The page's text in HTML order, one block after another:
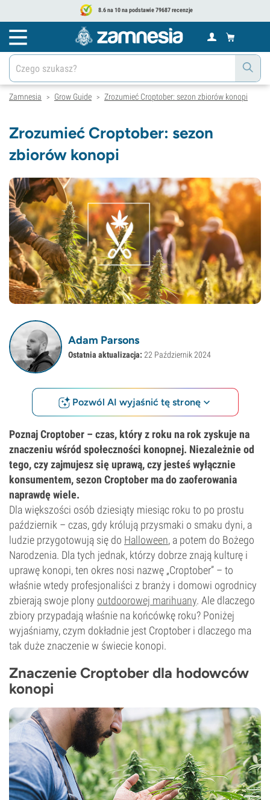
8.6 na 10 na podstawie 79687 recenzje
Zamnesia > Grow Guide > Zrozumieć Croptober: sezon zbiorów konopi
Zrozumieć Croptober: sezon
zbiorów konopi
Adam Parsons
Ostatnia aktualizacja: 22 Październik 2024
Pozwól AI wyjaśnić tę stronę
Poznaj Croptober – czas, który z roku na rok zyskuje na
znaczeniu wśród społeczności konopnej. Niezależnie od
tego, czy zajmujesz się uprawą, czy jesteś wyłącznie
konsumentem, sezon Croptober ma do zaoferowania
naprawdę wiele.
Dla większości osób dziesiąty miesiąc roku to po prostu
październik – czas, gdy królują przysmaki o smaku dyni, a
ludzie przygotowują się do Halloween, a potem do Bożego
Narodzenia. Dla tych jednak, którzy dobrze znają kulturę i
uprawę konopi, ten okres nosi nazwę „Croptober” – to
właśnie wtedy profesjonaliści z branży i domowi ogrodnicy
zbierają swoje plony outdoorowej marihuany. Ale dlaczego
zbiory przypadają właśnie na końcówkę roku? Poniżej
wyjaśniamy, czym dokładnie jest Croptober i dlaczego ma
tak duże znaczenie w świecie konopi.
Znaczenie Croptober dla hodowców
konopi